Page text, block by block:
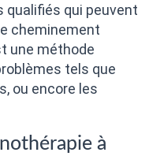
qualifiés qui peuvent
cheminement
une méthode
tels que
ou encore les
à